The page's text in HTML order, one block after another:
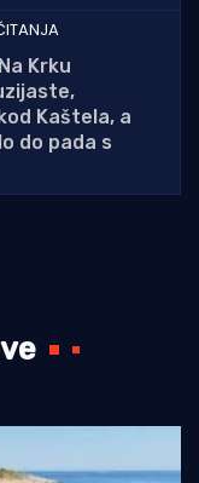
Krku
Kaštela, a
do pada s